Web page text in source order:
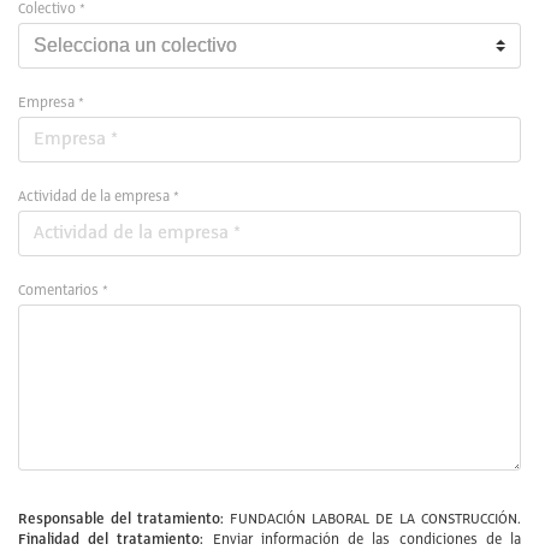
Colectivo *
Empresa *
Actividad de la empresa *
Comentarios *
Responsable del tratamiento: FUNDACIÓN LABORAL DE LA CONSTRUCCIÓN.
Finalidad del tratamiento:
Enviar información de las condiciones de la